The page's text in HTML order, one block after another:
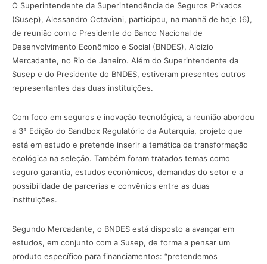
O Superintendente da Superintendência de Seguros Privados
(Susep), Alessandro Octaviani, participou, na manhã de hoje (6),
de reunião com o Presidente do Banco Nacional de
Desenvolvimento Econômico e Social (BNDES), Aloizio
Mercadante, no Rio de Janeiro. Além do Superintendente da
Susep e do Presidente do BNDES, estiveram presentes outros
representantes das duas instituições.
Com foco em seguros e inovação tecnológica, a reunião abordou
a 3ª Edição do Sandbox Regulatório da Autarquia, projeto que
está em estudo e pretende inserir a temática da transformação
ecológica na seleção. Também foram tratados temas como
seguro garantia, estudos econômicos, demandas do setor e a
possibilidade de parcerias e convênios entre as duas
instituições.
Segundo Mercadante, o BNDES está disposto a avançar em
estudos, em conjunto com a Susep, de forma a pensar um
produto específico para financiamentos: “pretendemos